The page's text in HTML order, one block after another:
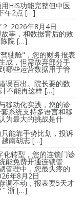
HIS功能完整但中医
午2点 […]
2026年8月4日
故事，和数据背后的效
院 […]
驶舱"，您的财务报表
成，但需放弃部分手
哪些运营数据用于管
误百出。院长要的数
不能再这样 […]
移动化实践，您的诊
系统支持多语言和移
为最大的挑战是什
能靠手势比划，投诉
南胡志 […]
转型，您的连锁门诊
能免费开通连锁管
管理中，您最头疼的
年8月2日
调不动，报表要5天才
" 浙 […]